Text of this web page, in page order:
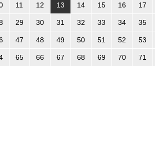
11 12 13 14 15 16 17
29 30 31 32 33 34 35
47 48 49 50 51 52 53
65 66 67 68 69 70 71